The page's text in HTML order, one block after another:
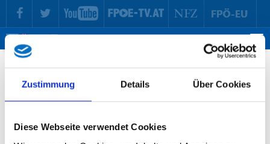
Zustimmung Details Über Cookies
Diese Webseite verwendet Cookies
zur Hauptnavigation springen
zum Inhalt springen
Parlamentsklub
Tirol.